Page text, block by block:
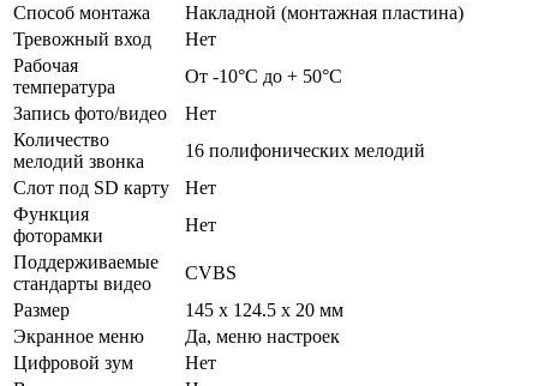
Способ монтажа
Накладной (монтажная пластина)
Тревожный вход
Нет
Рабочая
температура
От -10°С до + 50°С
Запись фото/видео
Нет
Количество
мелодий звонка
16 полифонических мелодий
Слот под SD карту
Нет
Функция
фоторамки
Нет
Поддерживаемые
стандарты видео
CVBS
Размер
145 х 124.5 х 20 мм
Экранное меню
Да, меню настроек
Цифровой зум
Нет